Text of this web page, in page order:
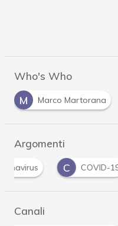
Who's Who
M
Marco Martorana
Argomenti
C
COVID-19 D
Canali